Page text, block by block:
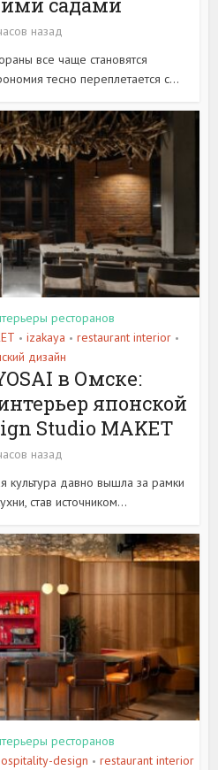
назад
все чаще становятся
тесно переплетается с...
ресторанов
• izakaya • restaurant interior •
дизайн
в Омске:
японской
Studio MAKET
назад
культура давно вышла за рамки
став источником...
ресторанов
design • restaurant interior